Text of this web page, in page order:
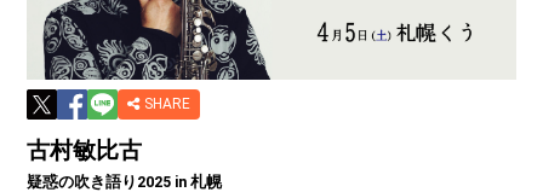
SHARE
古村敏比古
疑惑の吹き語り2025 in 札幌